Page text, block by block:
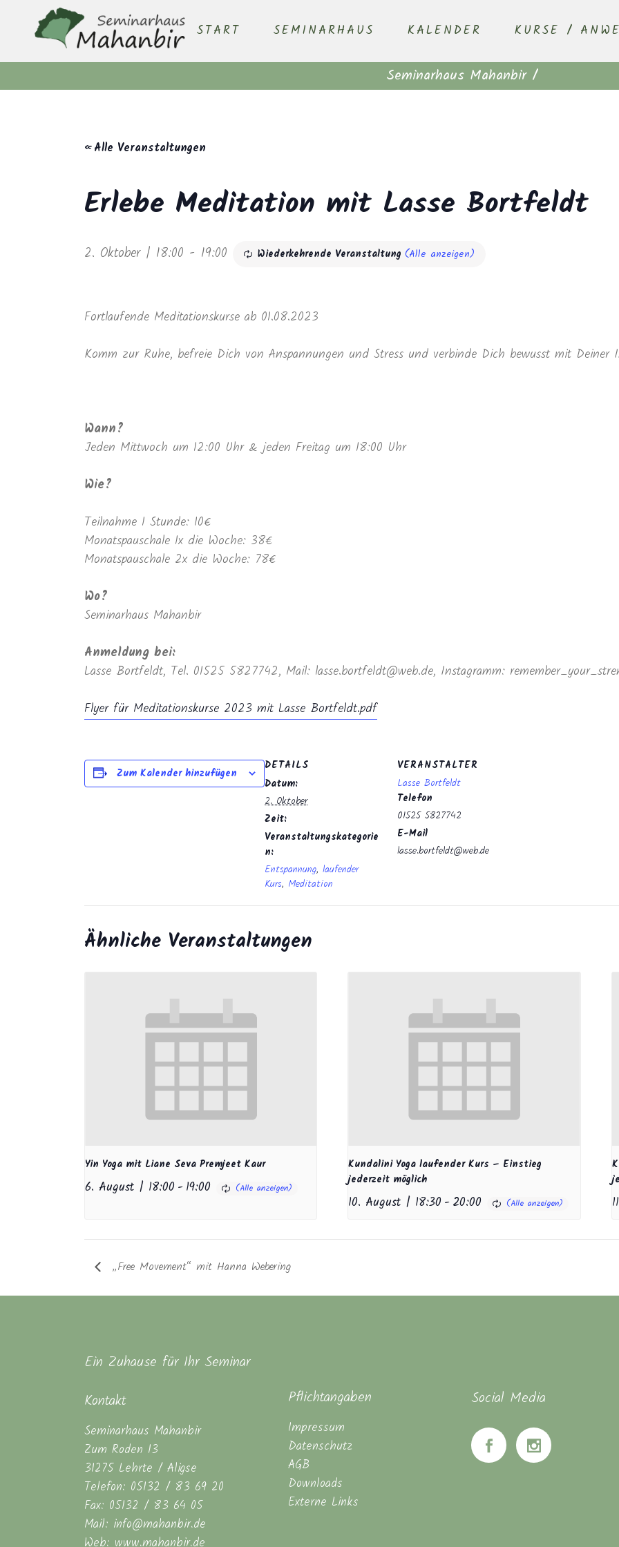
START SEMINARHAUS KALENDER KURSE /
Seminarhaus Mahanbir/
« Alle Veranstaltungen
Erlebe Meditation mit Lasse Bortfeldt
2. Oktober | 18:00 - 19:00 Wiederkehrende Veranstaltung (Alle anzeigen)
Fortlaufende Meditationskurse ab 01.08.2023
Komm zur Ruhe, befreie Dich von Anspannungen und Stress und verbinde Dich bewusst mit Deiner
Wann?
Jeden Mittwoch um 12:00 Uhr & jeden Freitag um 18:00 Uhr
Wie?
Teilnahme 1 Stunde: 10€
Monatspauschale 1x die Woche: 38€
Monatspauschale 2x die Woche: 78€
Wo?
Seminarhaus Mahanbir
Anmeldung bei:
Lasse Bortfeldt, Tel. 01525 5827742, Mail: lasse.bortfeldt@web.de, Instagramm:
Flyer für Meditationskurse 2023 mit Lasse Bortfeldt.pdf
Zum Kalender hinzufügen
DETAILS
Datum:
2. Oktober
Zeit:
Veranstaltungskategorie
n:
Entspannung, laufender
Kurs, Meditation
VERANSTALTER
Lasse Bortfeldt
Telefon
01525 5827742
E-Mail
lasse.bortfeldt@web.de
Ähnliche Veranstaltungen
Yin Yoga mit Liane Seva Premjeet Kaur
6. August | 18:00 -19:00
Kundalini Yoga laufender Kurs – Einstieg
jederzeit möglich
10. August | 18:30 -20:00
„Free Movement“ mit Hanna Webering
Ein Zuhause für Ihr Seminar
Kontakt
Seminarhaus Mahanbir
Zum Roden 13
31275 Lehrte / Aligse
Telefon: 05132 / 83 69 20
Fax: 05132 / 83 64 05
Mail: info@mahanbir.de
Web: www.mahanbir.de
Pflichtangaben
Impressum
Datenschutz
AGB
Downloads
Externe Links
Social Media